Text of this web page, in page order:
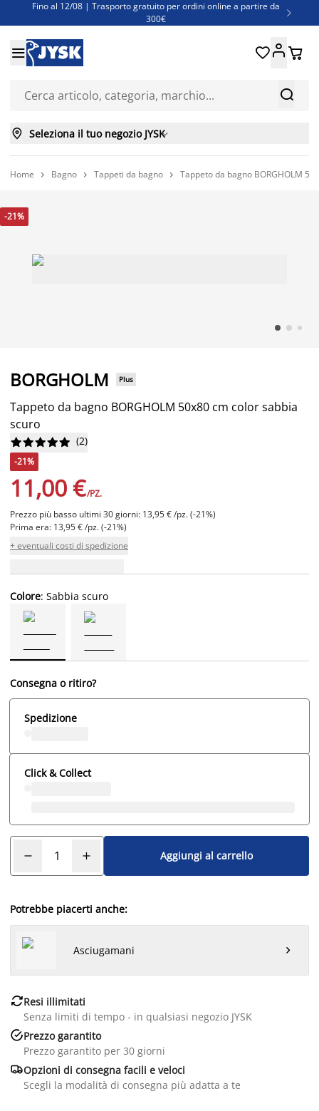
Fino al 12/08 | Trasporto gratuito per ordini online a partire da
300€

Super offerte d'estate | Oltre 1.500 articoli fino al 70%
Finanziamenti - Scegli il piano di rimborso più adatto a te


 
 Seleziona il tuo negozio JYSK
Home  Bagno  Tappeti da bagno  Tappeto da bagno BORGHOLM
-21%
BORGHOLM Plus
Tappeto da bagno BORGHOLM 50x80 cm color sabbia
scuro





 (2)
-21%
11,00 €/PZ.
Prezzo più basso ultimi 30 giorni: 13,95 € /pz. (-21%)
Prima era: 13,95 € /pz. (-21%)
+ eventuali costi di spedizione
Colore: Sabbia scuro
Consegna o ritiro?
Spedizione
Click & Collect
Aggiungi al carrello
Potrebbe piacerti anche:
Asciugamani 
Resi illimitati
Senza limiti di tempo - in qualsiasi negozio JYSK
Prezzo garantito
Prezzo garantito per 30 giorni
Opzioni di consegna facili e veloci
Scegli la modalità di consegna più adatta a te